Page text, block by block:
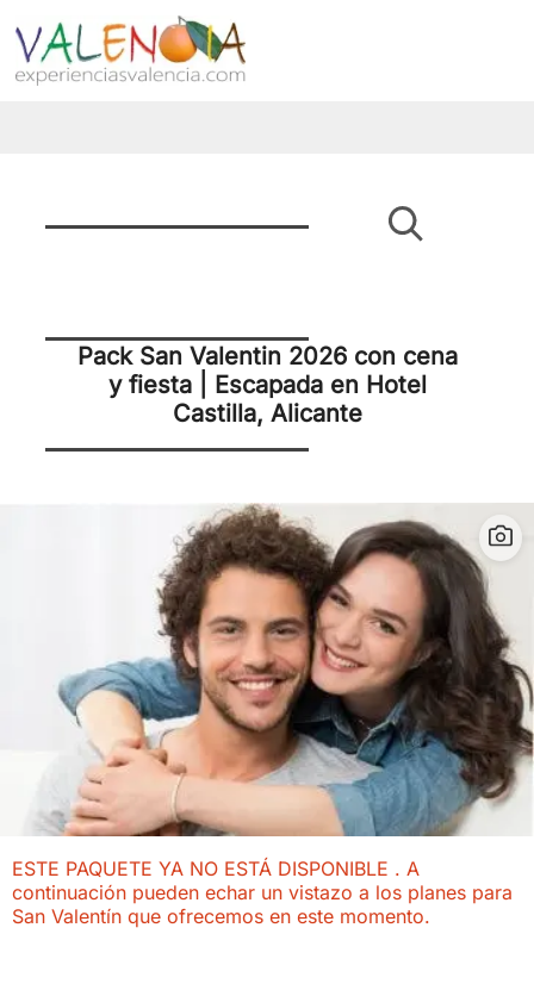
Pack San Valentin 2026 con cena
y fiesta | Escapada en Hotel
Castilla, Alicante
ESTE PAQUETE YA NO ESTÁ DISPONIBLE . A
continuación pueden echar un vistazo a los planes para
San Valentín que ofrecemos en este momento.